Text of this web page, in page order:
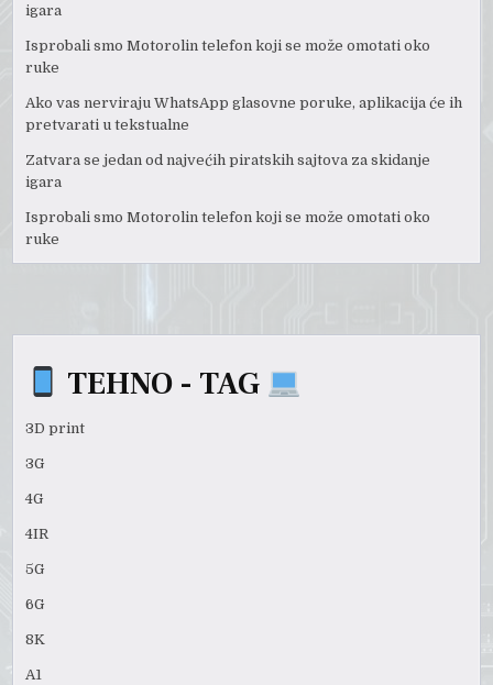
igara
Isprobali smo Motorolin telefon koji se može omotati oko
ruke
Ako vas nerviraju WhatsApp glasovne poruke, aplikacija će ih
pretvarati u tekstualne
Zatvara se jedan od najvećih piratskih sajtova za skidanje
igara
Isprobali smo Motorolin telefon koji se može omotati oko
ruke
TEHNO - TAG
3D print
3G
4G
4IR
5G
6G
8K
A1